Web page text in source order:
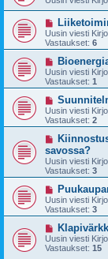
Uusin viesti
Vastaukset: 6
Uusin viesti
Vastaukset: 1
Uusin viesti
Vastaukset: 2
savossa?
Uusin viesti
Vastaukset: 3
Uusin viesti
Vastaukset: 3
Uusin viesti
Vastaukset: 15